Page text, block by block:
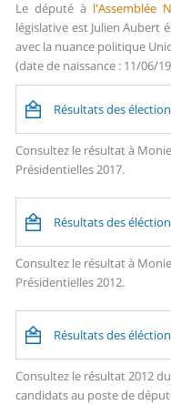
Le député à l'Assemblée
législative est Julien Aubert
avec la nuance politique
(date de naissance : 11/06/
Résultats des
Consultez le résultat à
Présidentielles 2017.
Résultats des
Consultez le résultat à
Présidentielles 2012.
Résultats des
Consultez le résultat 2012
candidats au poste de